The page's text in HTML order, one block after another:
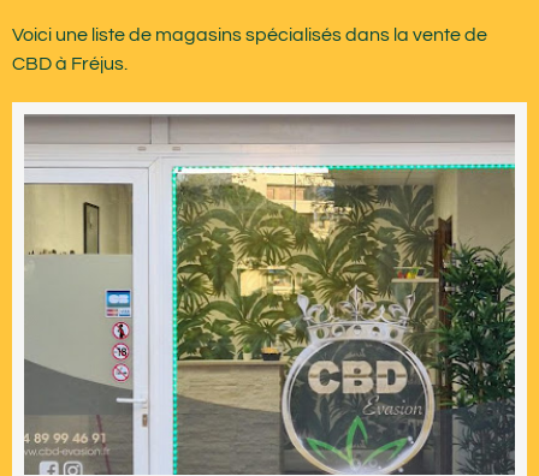
Voici une liste de magasins spécialisés dans la vente de
CBD à Fréjus.